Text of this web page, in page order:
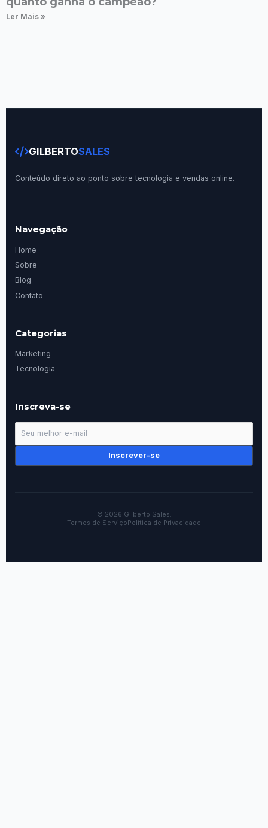
Ler Mais »
GILBERTOSALES
Conteúdo direto ao ponto sobre tecnologia e vendas online.
Navegação
Home
Sobre
Blog
Contato
Categorias
Marketing
Tecnologia
Inscreva-se
Inscrever-se
© 2026 Gilberto Sales.
Termos de ServiçoPolítica de Privacidade